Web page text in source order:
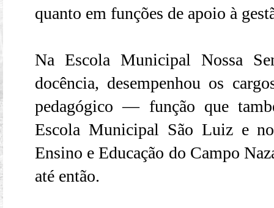
quanto em funções de apoio à
Na Escola Municipal Nossa
docência, desempenhou os
pedagógico — função que
Escola Municipal São Luiz e
Ensino e Educação do Campo
até então.